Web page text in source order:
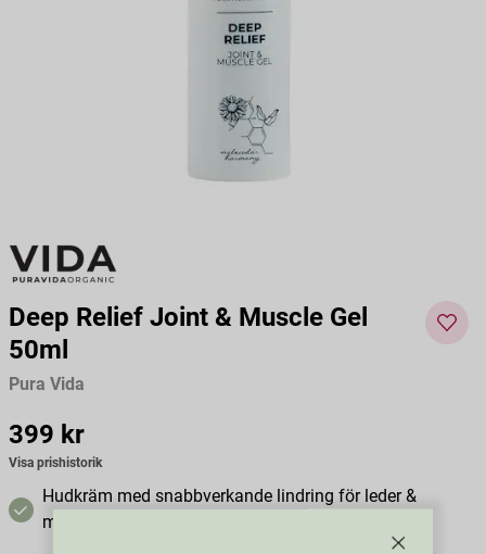
Deep Relief Joint & Muscle Gel
50ml
Pura Vida
Pris:399 kr
399 kr
Visa prishistorik
Hudkräm med snabbverkande lindring för leder &
muskler